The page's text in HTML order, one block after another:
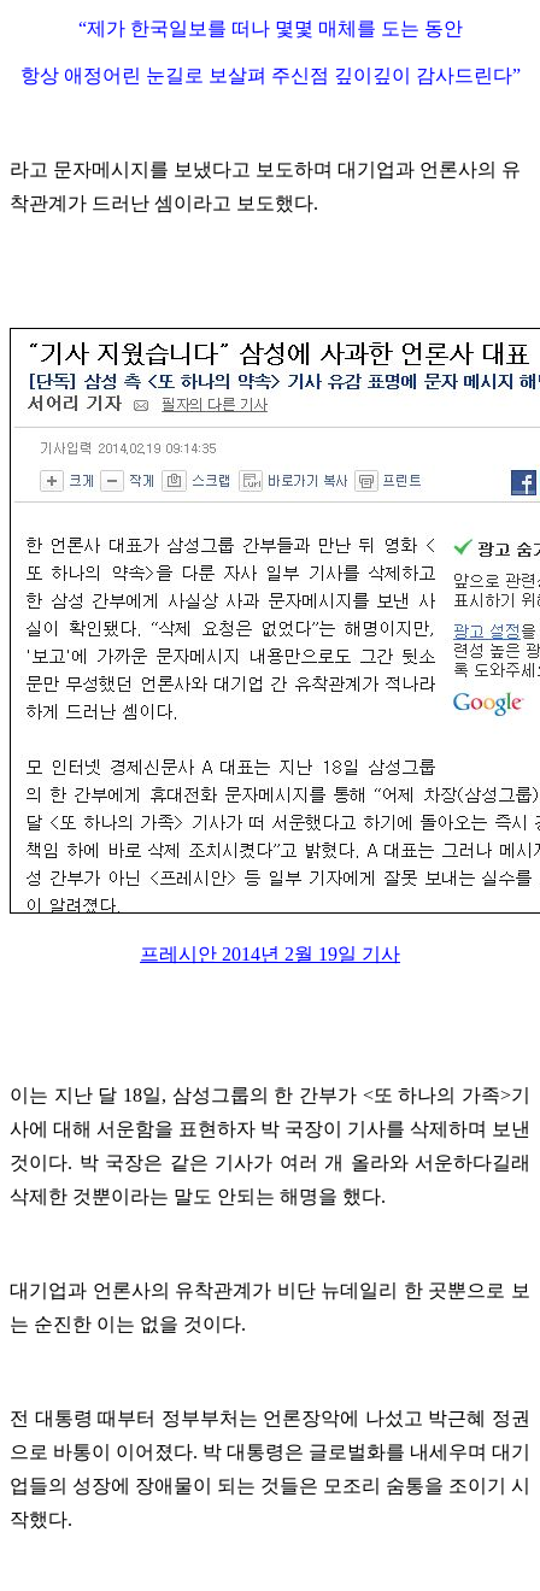
“제가 한국일보를 떠나 몇몇 매체를 도는 동안
항상 애정어린 눈길로 보살펴 주신점 깊이깊이 감사드린다”
라고 문자메시지를 보냈다고 보도하며 대기업과 언론사의 유
착관계가 드러난 셈이라고 보도했다.
프레시안 2014년 2월 19일 기사
이는 지난 달 18일, 삼성그룹의 한 간부가 <또 하나의 가족>기
사에 대해 서운함을 표현하자 박 국장이 기사를 삭제하며 보낸
것이다. 박 국장은 같은 기사가 여러 개 올라와 서운하다길래
삭제한 것뿐이라는 말도 안되는 해명을 했다.
대기업과 언론사의 유착관계가 비단 뉴데일리 한 곳뿐으로 보
는 순진한 이는 없을 것이다.
전 대통령 때부터 정부부처는 언론장악에 나섰고 박근혜 정권
으로 바통이 이어졌다. 박 대통령은 글로벌화를 내세우며 대기
업들의 성장에 장애물이 되는 것들은 모조리 숨통을 조이기 시
작했다.